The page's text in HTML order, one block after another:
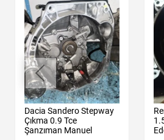
Dacia Sandero Stepway
Çıkma 0.9 Tce
Şanzıman Manuel